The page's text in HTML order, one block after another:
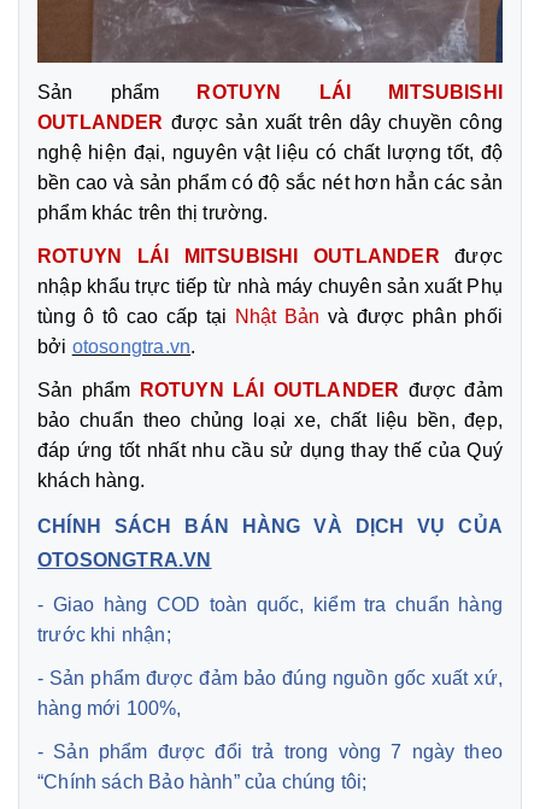
Sản phẩm
ROTUYN LÁI MITSUBISHI
OUTLANDER được sản xuất trên dây chuyền công
nghệ hiện đại, nguyên vật liệu có chất lượng tốt, độ
bền cao và sản phẩm có độ sắc nét hơn hẳn các sản
phẩm khác trên thị trường.
ROTUYN LÁI MITSUBISHI OUTLANDER được
nhập khẩu trực tiếp từ nhà máy chuyên sản xuất Phụ
tùng ô tô cao cấp tại Nhật Bảnvà được phân phối
bởi otosongtra.vn.
Sản phẩm ROTUYN LÁI OUTLANDER được đảm
bảo chuẩn theo chủng loại xe, chất liệu bền, đẹp,
đáp ứng tốt nhất nhu cầu sử dụng thay thế của Quý
khách hàng.
CHÍNH SÁCH BÁN HÀNG VÀ DỊCH VỤ CỦA
OTOSONGTRA.VN
- Giao hàng COD toàn quốc, kiểm tra chuẩn hàng
trước khi nhận;
- Sản phẩm được đảm bảo đúng nguồn gốc xuất xứ,
hàng mới 100%,
- Sản phẩm được đổi trả trong vòng 7 ngày theo
“Chính sách Bảo hành” của chúng tôi;